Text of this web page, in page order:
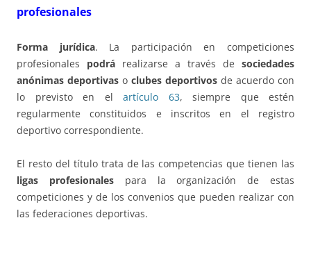
profesionales
Forma jurídica. La participación en competiciones
profesionales podrá realizarse a través de sociedades
anónimas deportivas o clubes deportivos de acuerdo con
lo previsto en el artículo 63, siempre que estén
regularmente constituidos e inscritos en el registro
deportivo correspondiente.
El resto del título trata de las competencias que tienen las
ligas profesionalespara la organización de estas
competiciones y de los convenios que pueden realizar con
las federaciones deportivas.